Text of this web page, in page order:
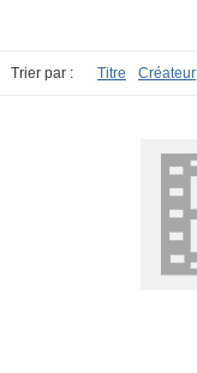
Trier par : Titre Créateur